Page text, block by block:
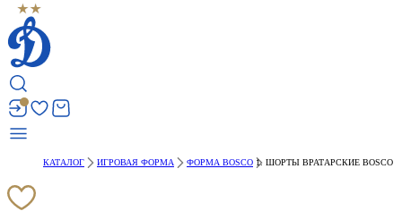
КАТАЛОГ ИГРОВАЯ ФОРМА ФОРМА BOSCO ШОРТЫ ВРАТАРСКИЕ BOSCO